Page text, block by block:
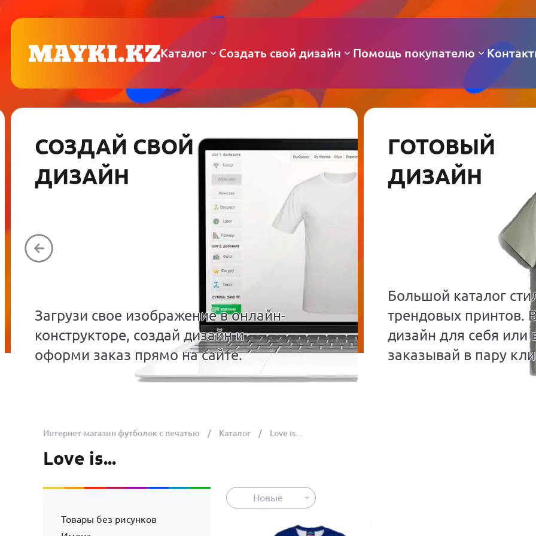
Каталог Создать свой дизайн Помощь покупателю
СОЗДАЙ СВОЙ
ДИЗАЙН
Загрузи свое изображение в онлайн-
конструкторе, создай дизайн и
оформи заказ прямо на сайте.
ГОТОВЫЙ
ДИЗАЙН
Большой каталог
трендовых принтов.
дизайн для себя или
заказывай в пару
Интернет-магазин футболок с печатью Каталог Love is...
Love is...
Товары без рисунков
Новые